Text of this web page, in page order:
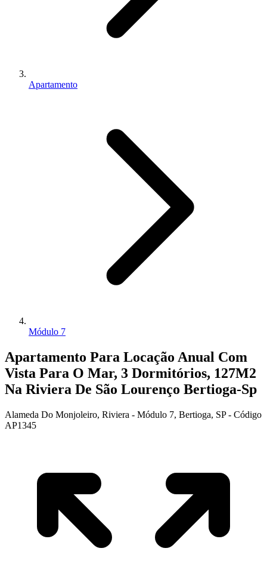
Apartamento
Módulo 7
Apartamento Para Locação Anual Com
Vista Para O Mar, 3 Dormitórios, 127M2
Na Riviera De São Lourenço Bertioga-Sp
Alameda Do Monjoleiro, Riviera - Módulo 7, Bertioga, SP - Código
AP1345